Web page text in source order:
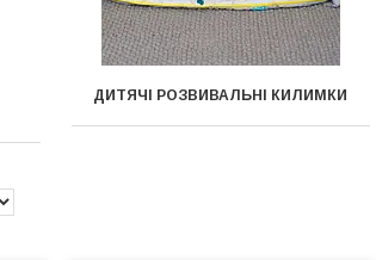
ДИТЯЧІ РОЗВИВАЛЬНІ КИЛИМКИ